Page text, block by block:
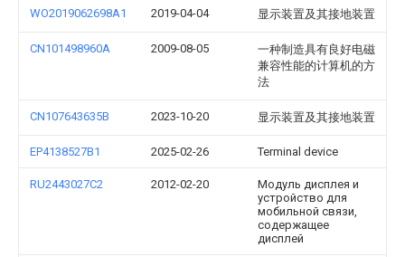
WO2019062698A1 2019-04-04 显示装置及其接地装置
CN101498960A 2009-08-05
一种制造具有良好电磁
兼容性能的计算机的方
法
CN107643635B 2023-10-20 显示装置及其接地装置
EP4138527B1 2025-02-26 Terminal device
RU2443027C2 2012-02-20
Модуль дисплея и
устройство для
мобильной связи,
содержащее
дисплей